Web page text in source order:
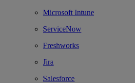
Microsoft Intune
ServiceNow
Freshworks
Jira
Salesforce